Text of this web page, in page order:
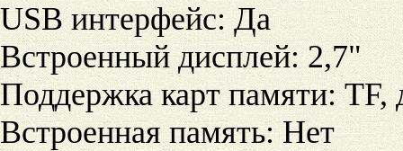
USB интерфейс: Да
Встроенный дисплей: 2,7"
Поддержка карт памяти: TF,
Встроенная память: Нет